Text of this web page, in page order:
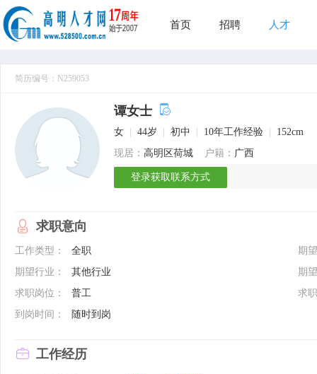
首页 招聘 人才
简历编号：N259053
谭女士
女 44岁 初中 10年工作经验
152cm
现居： 高明区荷城 户籍： 广西
登录获取联系方式
求职意向
工作类型： 全职
期
期望行业：
其他行业
期
求职岗位：
普工
求
到岗时间：
随时到岗
工作经历